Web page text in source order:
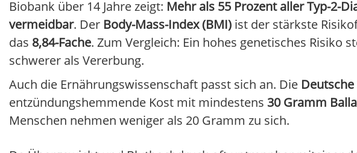
Biobank über 14 Jahre zeigt: Mehr als 55 Prozent aller Typ-2-
vermeidbar. Der Body-Mass-Index (BMI) ist der stärkste
das 8,84-Fache. Zum Vergleich: Ein hohes genetisches Risiko
schwerer als Vererbung.
Auch die Ernährungswissenschaft passt sich an. Die
entzündungshemmende Kost mit mindestens 30 Gramm
Menschen nehmen weniger als 20 Gramm zu sich.